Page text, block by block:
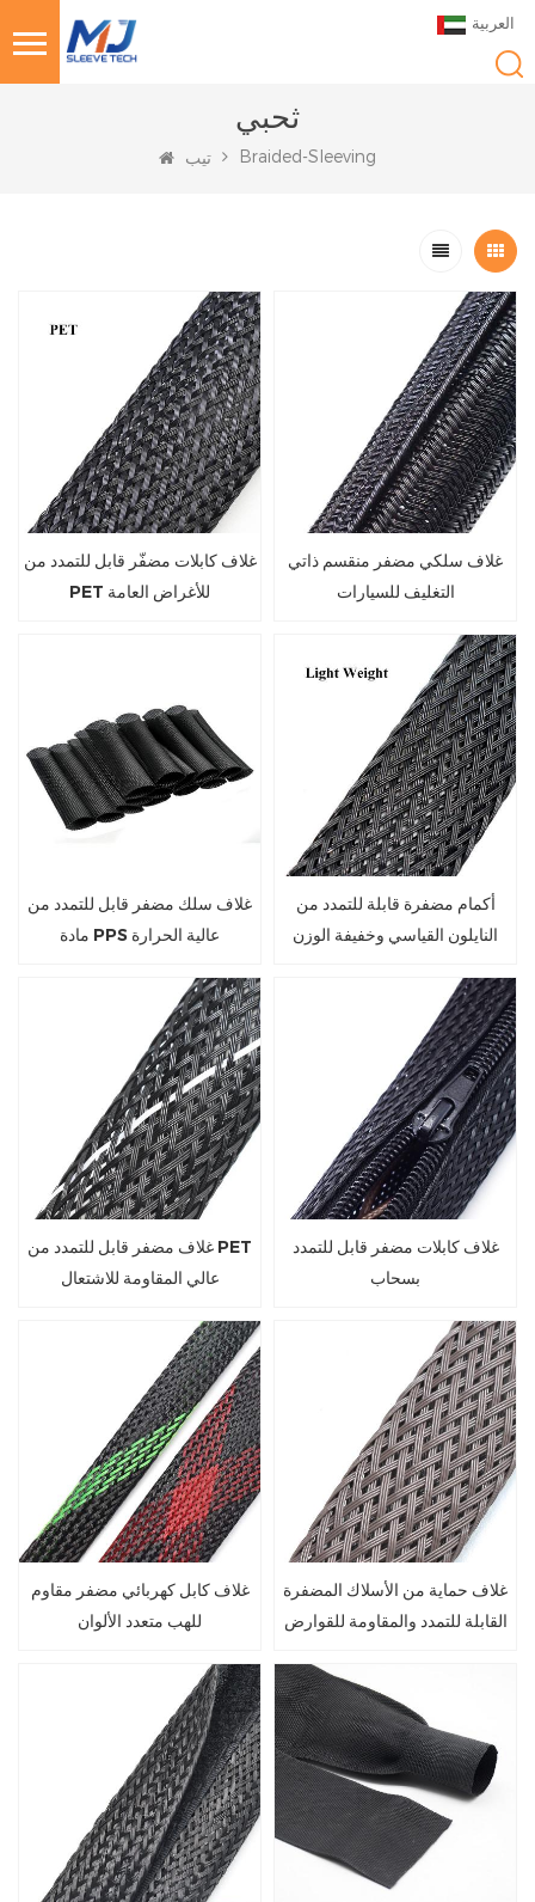
العربية
ثحبي
تيب Braided-Sleeving
غلاف كابلات مضفّر قابل للتمدد من
PET للأغراض العامة
غلاف سلكي مضفر منقسم ذاتي
التغليف للسيارات
غلاف سلك مضفر قابل للتمدد من
مادة PPS عالية الحرارة
أكمام مضفرة قابلة للتمدد من
النايلون القياسي وخفيفة الوزن
غلاف مضفر قابل للتمدد من PET
عالي المقاومة للاشتعال
غلاف كابلات مضفر قابل للتمدد
بسحاب
غلاف كابل كهربائي مضفر مقاوم
للهب متعدد الألوان
غلاف حماية من الأسلاك المضفرة
القابلة للتمدد والمقاومة للقوارض